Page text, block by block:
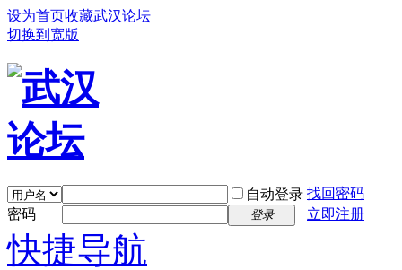
设为首页收藏武汉论坛
切换到宽版
自动登录 找回密码
密码
登录 立即注册
快捷导航